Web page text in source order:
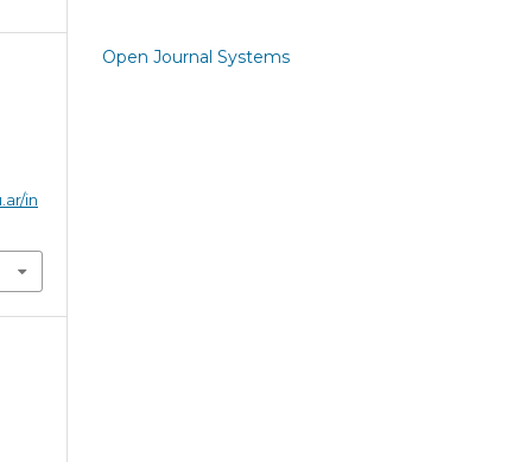
in
Open Journal Systems